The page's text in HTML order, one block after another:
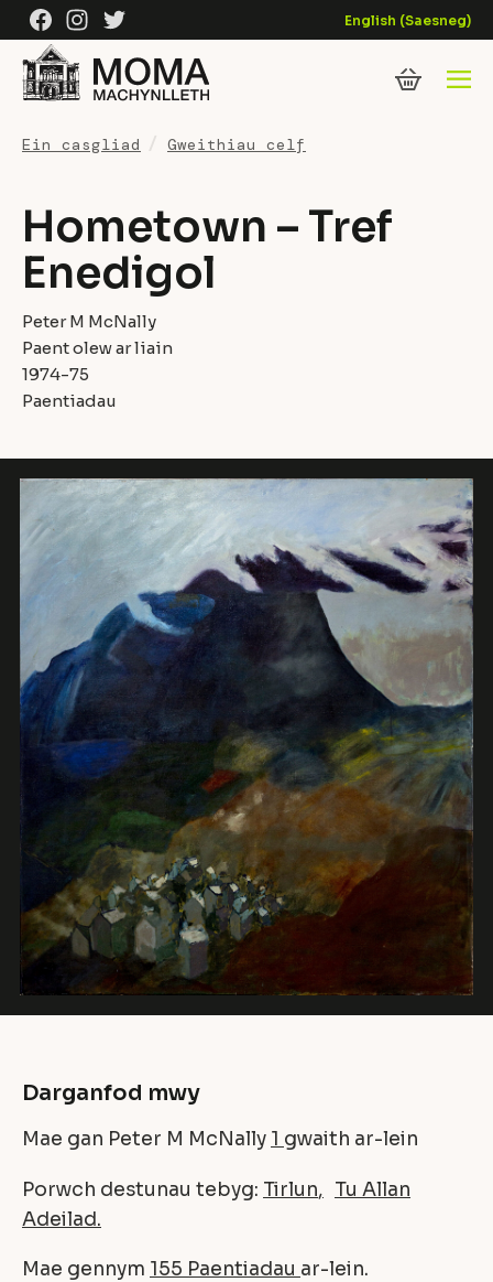
Skip to content
FacebookInstagramTwitter English (Saesneg)
Ein casgliad Gweithiau celf
Hometown – Tref
Enedigol
Peter M McNally
Paent olew ar liain
1974-75
Paentiadau
Darganfod mwy
Mae gan Peter M McNally 1 gwaith ar-lein
Porwch destunau tebyg: Tirlun
Tu Allan
Adeilad
Mae gennym 155 Paentiadau ar-lein.